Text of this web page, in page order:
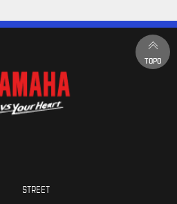
TOPO
STREET